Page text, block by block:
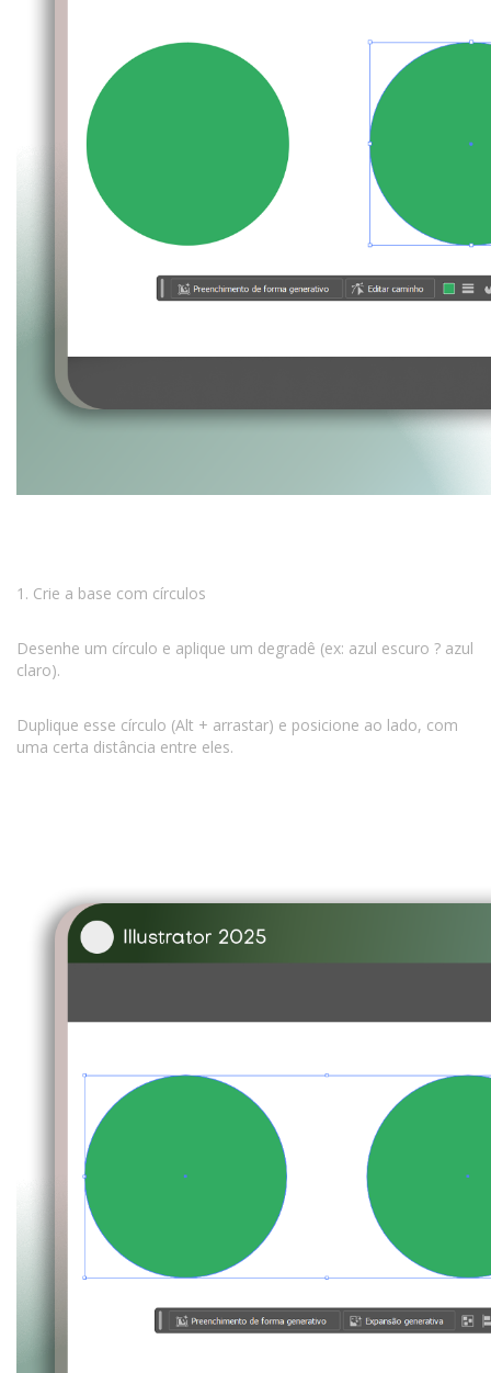
1. Crie a base com círculos
Desenhe um círculo e aplique um degradê (ex: azul escuro ? azul
claro).
Duplique esse círculo (Alt + arrastar) e posicione ao lado, com
uma certa distância entre eles.